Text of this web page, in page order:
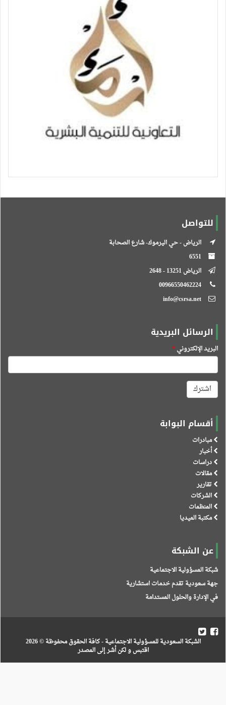
للتواصل
الرياض - حي اليرموك- شارع الصحابة
6551
الرياض 13251 - 2648
00966550462224
info@csrsa.net
الرسائل البريدية
الإلكتروني*
اشترك
أقسام البوابة
مبادرات
أخبار
دراسات
مقالات
تقارير
الشركات
المنظمات
مكتبة الميديا
عن الشبكة
المسؤولية الاجتماعية
سعودية تقدم خدمات استشارية
الإدارة والحلول المستدامة
الشبكة السعودية للمسؤولية الاجتماعية- كافة الحقوق محفوظة © 2026
اقتبس و لكن أشر إلى المصدر